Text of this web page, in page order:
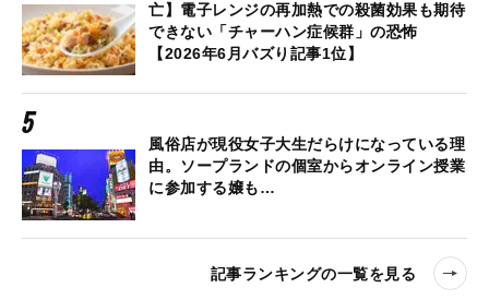
亡】電子レンジの再加熱での殺菌効果も期待
できない「チャーハン症候群」の恐怖
【2026年6月バズり記事1位】
風俗店が現役女子大生だらけになっている理
由。ソープランドの個室からオンライン授業
に参加する嬢も…
記事ランキングの一覧を見る